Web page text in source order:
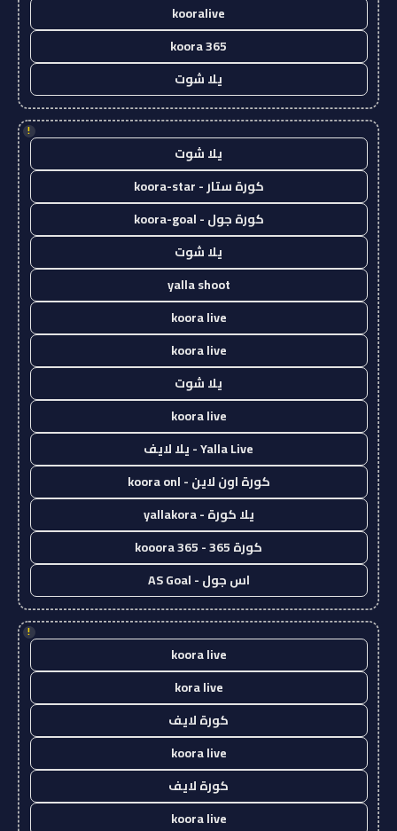
kooralive
koora 365
يلا شوت
!
يلا شوت
كورة ستار - koora-star
كورة جول - koora-goal
يلا شوت
yalla shoot
koora live
koora live
يلا شوت
koora live
Yalla Live - يلا لايف
كورة اون لاين - koora onl
يلا كورة - yallakora
كورة 365 - kooora 365
اس جول - AS Goal
!
koora live
kora live
كورة لايف
koora live
كورة لايف
koora live